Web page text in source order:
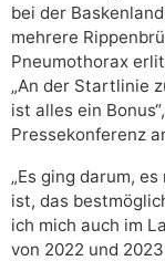
bei der
mehrere
Pneumothorax
„An der Startlinie
ist alles ein
Pressekonferenz
„Es ging darum,
ist, das
ich mich auch im
von 2022 und